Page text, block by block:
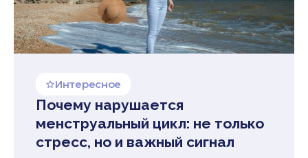
Интересное
Почему нарушается
менструальный цикл: не только
стресс, но и важный сигнал